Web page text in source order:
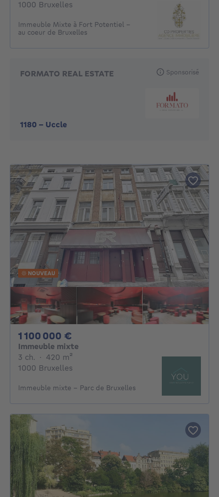
1000 Bruxelles
Immeuble Mixte à Fort Potentiel -
au coeur de Bruxelles
FORMATO REAL ESTATE
1180 - Uccle
Sponsorisé
NOUVEAU
1 100 000 €
Immeuble mixte
3 ch. 3 chambres
· 420 m²
1000 Bruxelles
Immeuble mixte - Parc de Bruxelles